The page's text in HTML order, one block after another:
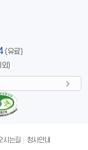
(유료)
)
시는길 청사안내